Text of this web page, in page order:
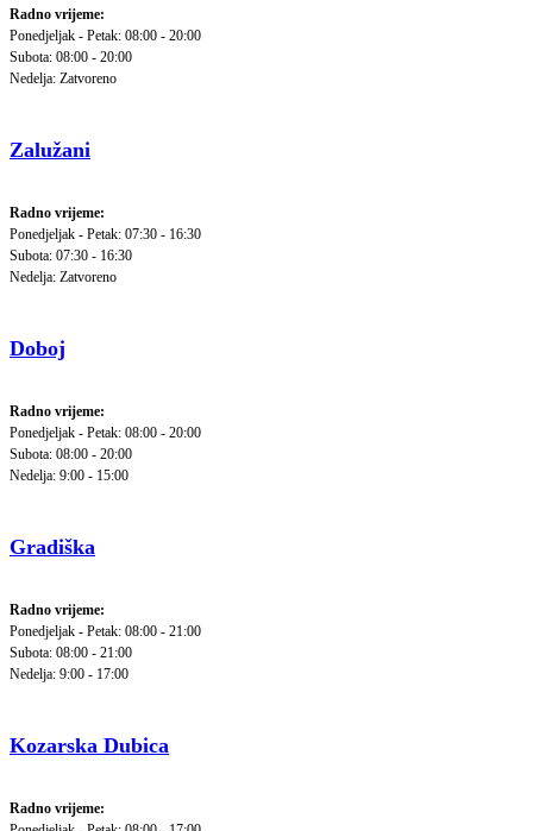
Radno vrijeme:
Ponedjeljak - Petak: 08:00 - 20:00
Subota: 08:00 - 20:00
Nedelja: Zatvoreno
Zalužani
Radno vrijeme:
Ponedjeljak - Petak: 07:30 - 16:30
Subota: 07:30 - 16:30
Nedelja: Zatvoreno
Doboj
Radno vrijeme:
Ponedjeljak - Petak: 08:00 - 20:00
Subota: 08:00 - 20:00
Nedelja: 9:00 - 15:00
Gradiška
Radno vrijeme:
Ponedjeljak - Petak: 08:00 - 21:00
Subota: 08:00 - 21:00
Nedelja: 9:00 - 17:00
Kozarska Dubica
Radno vrijeme: